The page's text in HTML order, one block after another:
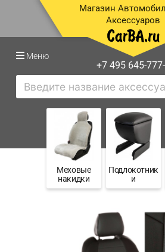
Магазин
Аксессуаров
Меню
+7 495 645-
Меховые
накидки
Подлокотник
и